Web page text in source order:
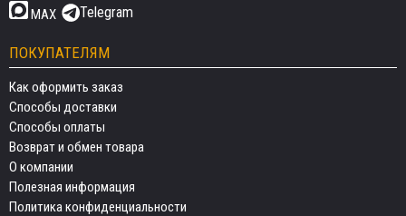
MAX Telegram
ПОКУПАТЕЛЯМ
Как оформить заказ
Способы доставки
Способы оплаты
Возврат и обмен товара
О компании
Полезная информация
Политика конфиденциальности